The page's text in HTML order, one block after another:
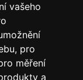
vašeho
, pro
měření
a
1x za týden